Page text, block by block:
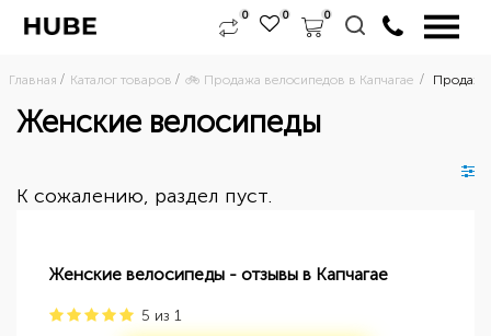
0 0 0
Главная Каталог товаров 🚲 Продажа велосипедов в Капчагае Продажа
Женские велосипеды
К сожалению, раздел пуст.
Женские велосипеды - отзывы в Капчагае
5 из 1